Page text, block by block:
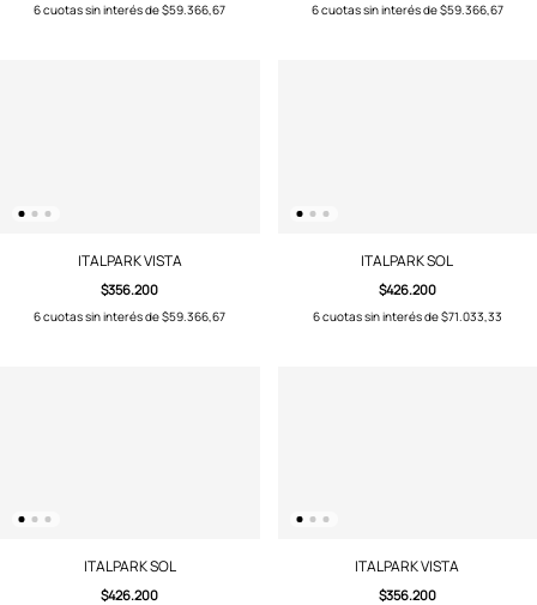
6cuotas sin interés de$59.366,67 6cuotas sin interés de$59.366,67
ITALPARK VISTA
$356.200
6cuotas sin interés de$59.366,67
ITALPARK SOL
$426.200
6cuotas sin interés de$71.033,33
ITALPARK SOL
$426.200
ITALPARK VISTA
$356.200